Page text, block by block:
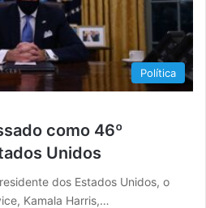
Política
como 46º
Unidos
dos Estados Unidos, o
Kamala Harris,…